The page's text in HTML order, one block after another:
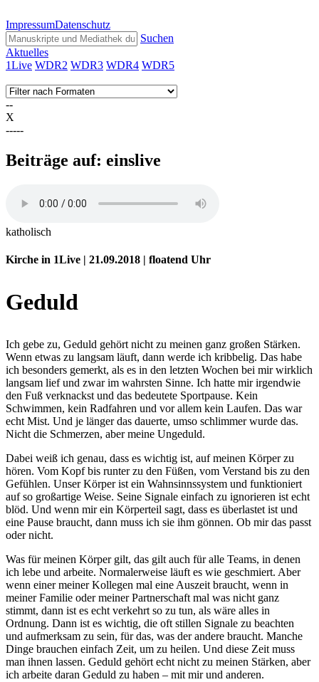
ImpressumDatenschutz
Suchen
Aktuelles
1Live WDR2 WDR3 WDR4 WDR5
--
X
-----
Beiträge auf: einslive
katholisch
Kirche in 1Live | 21.09.2018 | floatend Uhr
Geduld
Ich gebe zu, Geduld gehört nicht zu meinen ganz großen Stärken.
Wenn etwas zu langsam läuft, dann werde ich kribbelig. Das habe
ich besonders gemerkt, als es in den letzten Wochen bei mir wirklich
langsam lief und zwar im wahrsten Sinne. Ich hatte mir irgendwie
den Fuß verknackst und das bedeutete Sportpause. Kein
Schwimmen, kein Radfahren und vor allem kein Laufen. Das war
echt Mist. Und je länger das dauerte, umso schlimmer wurde das.
Nicht die Schmerzen, aber meine Ungeduld.
Dabei weiß ich genau, dass es wichtig ist, auf meinen Körper zu
hören. Vom Kopf bis runter zu den Füßen, vom Verstand bis zu den
Gefühlen. Unser Körper ist ein Wahnsinnssystem und funktioniert
auf so großartige Weise. Seine Signale einfach zu ignorieren ist echt
blöd. Und wenn mir ein Körperteil sagt, dass es überlastet ist und
eine Pause braucht, dann muss ich sie ihm gönnen. Ob mir das passt
oder nicht.
Was für meinen Körper gilt, das gilt auch für alle Teams, in denen
ich lebe und arbeite. Normalerweise läuft es wie geschmiert. Aber
wenn einer meiner Kollegen mal eine Auszeit braucht, wenn in
meiner Familie oder meiner Partnerschaft mal was nicht ganz
stimmt, dann ist es echt verkehrt so zu tun, als wäre alles in
Ordnung. Dann ist es wichtig, die oft stillen Signale zu beachten
und aufmerksam zu sein, für das, was der andere braucht. Manche
Dinge brauchen einfach Zeit, um zu heilen. Und diese Zeit muss
man ihnen lassen. Geduld gehört echt nicht zu meinen Stärken, aber
ich arbeite daran Geduld zu haben – mit mir und anderen.